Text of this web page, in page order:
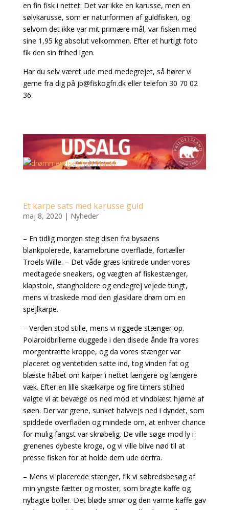
en fin fisk i nettet. Det var ikke en karusse, men en
sølvkarusse, som er naturformen af guldfisken, og
selvom det ikke var mit primære mål, var fisken med
sine 1,95 kg absolut velkommen. Efter et hurtigt foto
fik den sin frihed igen.
Har du selv været ude med medegrejet, så hører vi
gerne fra dig på jb@fiskogfri.dkeller telefon 30 70 02
36.
Et karpe sats med karusse guld
maj 8, 2020 | Nyheder
– En tidlig morgen steg disen fra bysøens
blankpolerede, karamelbrune overflade, fortæller
Troels Wille. – Det våde græs knitrede under vores
medtagede sneakers, og vægten af fiskestænger,
klapstole, stangholdere og endegrej vejede tungt,
mens vi traskede mod den glasklare drøm om en
spejlkarpe.
– Verden stod stille, mens vi riggede stænger op.
Polaroidbrillerne duggede i den disede ånde fra vores
morgentrætte kroppe, og da vores stænger var
placeret og ventetiden satte ind, tog vinden fat og
blæste håbet om karper i nettet længere og længere
væk. Efter en lille skælkarpe og fire timers stilhed
valgte vi at bevæge os ned mod et vindblæst hjørne af
søen. Der var grene, sunket halvvejs ned i dyndet, som
spiddede overfladen og mindede om, at enhver chance
for mulig fangst var skrøbelig. De ville søge mod ly i
grenenes dybeste kroge, og vi ville blive nød til at
presse fisken for at holde dem ude derfra.
– Mens vi placerede stænger, fik vi søbredsbesøg af
min yngste fætter og moster, som bragte kaffe og
nybagte boller. Det bløde smør og den varme kaffe gav